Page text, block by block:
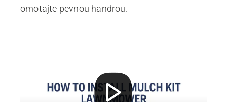
omotajte pevnou handrou.